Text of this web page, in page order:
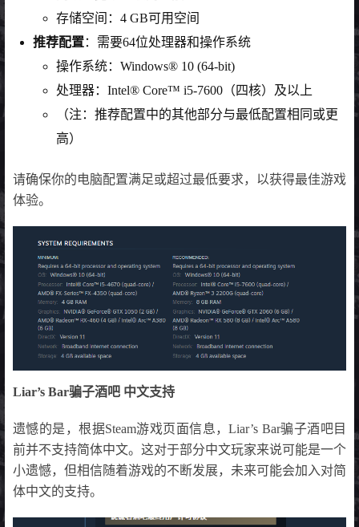
存储空间：4 GB可用空间
推荐配置：需要64位处理器和操作系统
操作系统：Windows® 10 (64-bit)
处理器：Intel® Core™ i5-7600（四核）及以上
（注：推荐配置中的其他部分与最低配置相同或更
高）
请确保你的电脑配置满足或超过最低要求，以获得最佳游戏
体验。
Liar’s Bar骗子酒吧 中文支持
遗憾的是，根据Steam游戏页面信息，Liar’s Bar骗子酒吧目
前并不支持简体中文。这对于部分中文玩家来说可能是一个
小遗憾，但相信随着游戏的不断发展，未来可能会加入对简
体中文的支持。